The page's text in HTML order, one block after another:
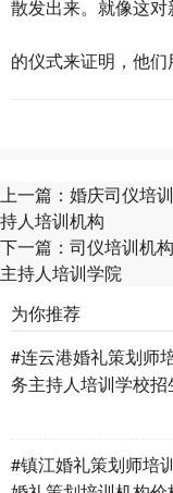
散发出来。就像这
的仪式来证明，他们
上一篇： 婚庆司仪培
持人培训机构
下一篇： 司仪培训机
主持人培训学院
为你推荐
#连云港婚礼策划师
务主持人培训学校招
#镇江婚礼策划师培